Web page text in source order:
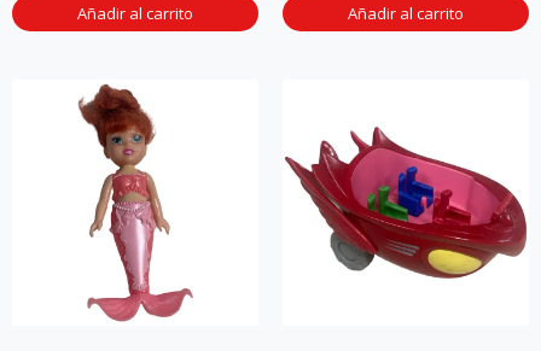
Añadir al carrito Añadir al carrito